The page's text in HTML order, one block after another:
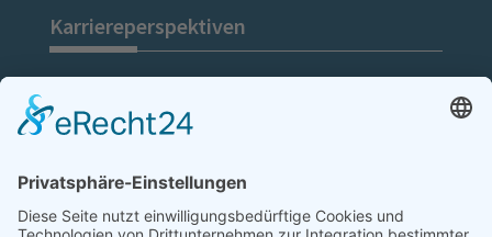
Karriereperspektiven
Technische Berufe
Kaufmännische Berufe
Schüler & Studierende